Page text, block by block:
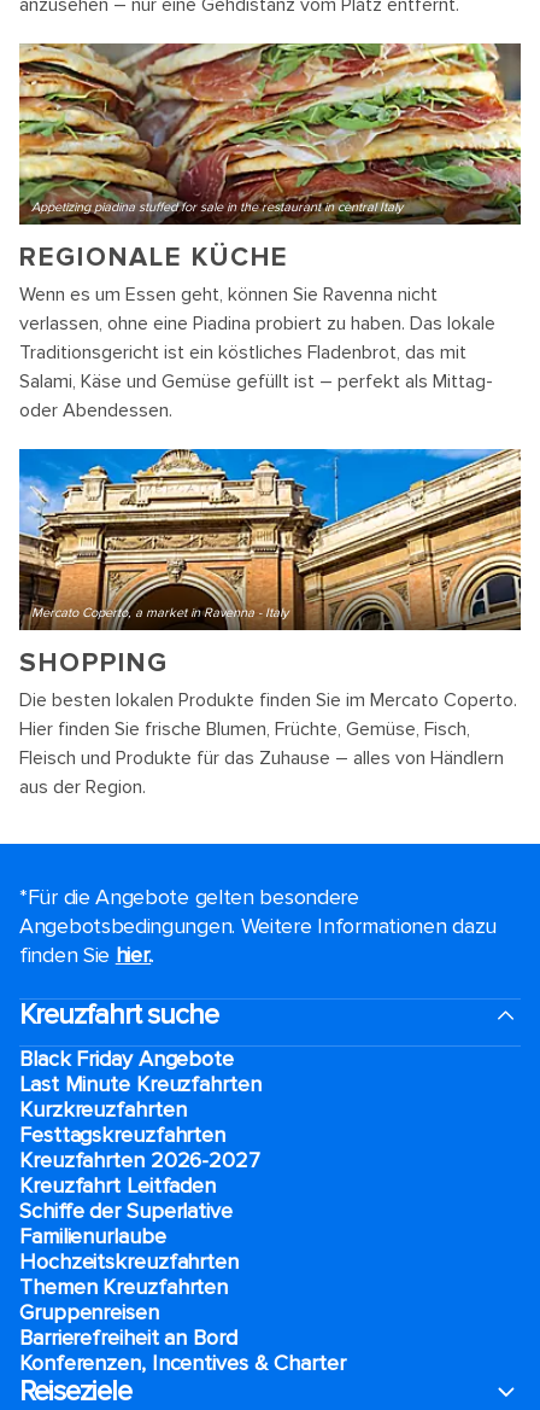
Appetizing piadina stuffed for sale in the restaurant in central Italy
REGIONALE KÜCHE
Wenn es um Essen geht, können Sie Ravenna nicht
verlassen, ohne eine Piadina probiert zu haben. Das lokale
Traditionsgericht ist ein köstliches Fladenbrot, das mit
Salami, Käse und Gemüse gefüllt ist – perfekt als Mittag-
oder Abendessen.
Mercato Coperto, a market in Ravenna - Italy
SHOPPING
Die besten lokalen Produkte finden Sie im Mercato Coperto.
Hier finden Sie frische Blumen, Früchte, Gemüse, Fisch,
Fleisch und Produkte für das Zuhause – alles von Händlern
aus der Region.
*Für die Angebote gelten besondere
Angebotsbedingungen. Weitere Informationen dazu
finden Sie hier..
Kreuzfahrt suche
Black Friday Angebote
Last Minute Kreuzfahrten
Kurzkreuzfahrten​
Festtagskreuzfahrten​
Kreuzfahrten 2026-2027
Kreuzfahrt Leitfaden
Schiffe der Superlative
Familienurlaube​
Hochzeitskreuzfahrten
Themen Kreuzfahrten
Gruppenreisen
Barrierefreiheit an Bord​
Konferenzen, Incentives & Charter
Reiseziele